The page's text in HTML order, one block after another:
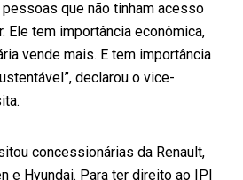
que não tinham acesso
Ele tem importância econômica,
vende mais. E tem importância
declarou o vice-
concessionárias da Renault,
e Hyundai. Para ter direito ao IPI